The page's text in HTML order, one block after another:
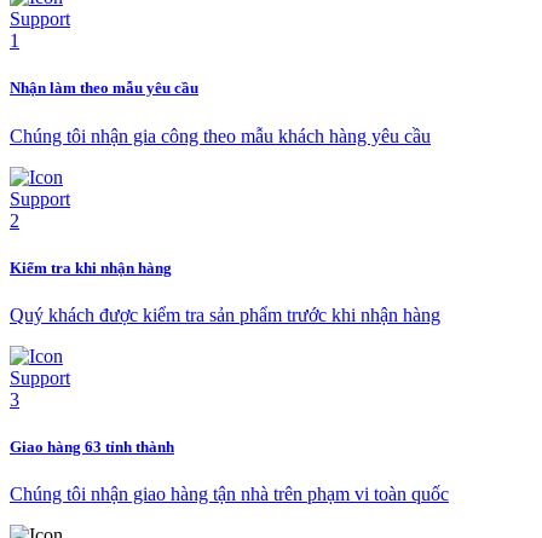
Nhận làm theo mẫu yêu cầu
Chúng tôi nhận gia công theo mẫu khách hàng yêu cầu
Kiểm tra khi nhận hàng
Quý khách được kiểm tra sản phẩm trước khi nhận hàng
Giao hàng 63 tỉnh thành
Chúng tôi nhận giao hàng tận nhà trên phạm vi toàn quốc